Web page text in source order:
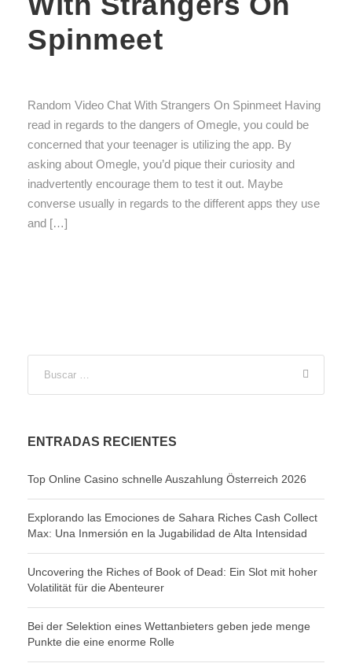
Spinmeet
Random Video Chat With Strangers On Spinmeet Having
read in regards to the dangers of Omegle, you could be
concerned that your teenager is utilizing the app. By
asking about Omegle, you’d pique their curiosity and
inadvertently encourage them to test it out. Maybe
converse usually in regards to the different apps they use
and […]
ENTRADAS RECIENTES
Top Online Casino schnelle Auszahlung Österreich 2026
Explorando las Emociones de Sahara Riches Cash Collect
Max: Una Inmersión en la Jugabilidad de Alta Intensidad
Uncovering the Riches of Book of Dead: Ein Slot mit hoher
Volatilität für die Abenteurer
Bei der Selektion eines Wettanbieters geben jede menge
Punkte die eine enorme Rolle